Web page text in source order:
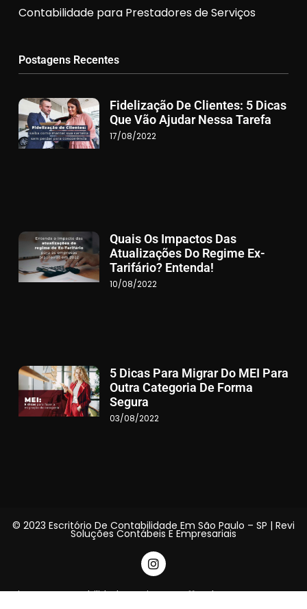
Contabilidade para Prestadores de Serviços
Postagens Recentes
Fidelização De Clientes: 5 Dicas
Que Vão Ajudar Nessa Tarefa
17/08/2022
Quais Os Impactos Das
Atualizações Do Regime Ex-
Tarifário? Entenda!
10/08/2022
5 Dicas Para Migrar Do MEI Para
Outra Categoria De Forma
Segura
03/08/2022
© 2023 Escritório De Contabilidade Em São Paulo – SP | Revi
Soluções Contábeis E Empresariais
Site para Contabilidade - Feito com 🧡 pelo GRUPO DPG - V